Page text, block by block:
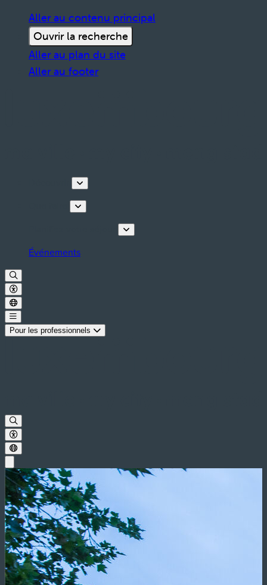
Aller au contenu principal
Ouvrir la recherche
Aller au plan du site
Aller au footer
Événements
Pour les professionnels